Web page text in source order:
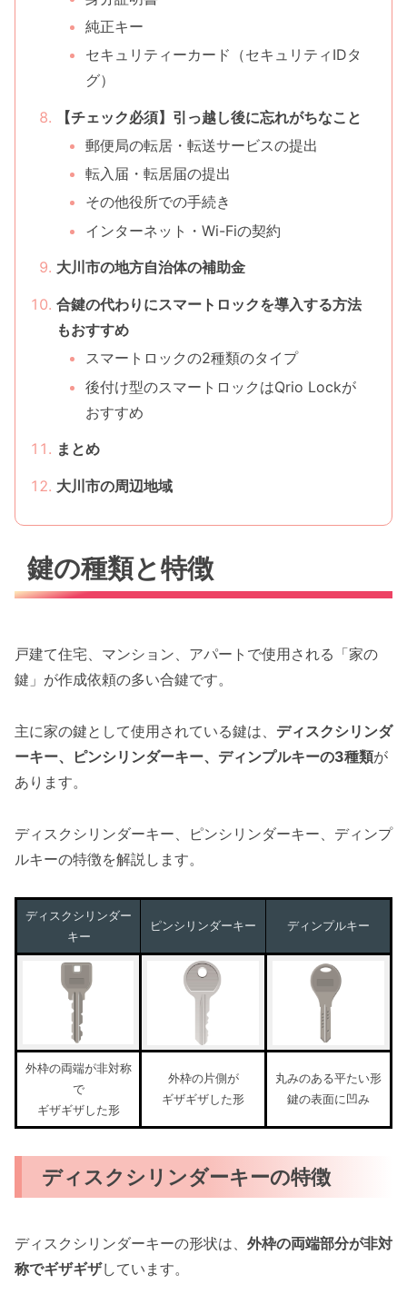
純正キー
セキュリティーカード（セキュリティIDタ
グ）
【チェック必須】引っ越し後に忘れがちなこと
郵便局の転居・転送サービスの提出
転入届・転居届の提出
その他役所での手続き
インターネット・Wi-Fiの契約
大川市の地方自治体の補助金
合鍵の代わりにスマートロックを導入する方法
もおすすめ
スマートロックの2種類のタイプ
後付け型のスマートロックはQrio Lockが
おすすめ
まとめ
大川市の周辺地域
鍵の種類と特徴
戸建て住宅、マンション、アパートで使用される「家の
鍵」が作成依頼の多い合鍵です。
主に家の鍵として使用されている鍵は、 ディスクシリンダ
ーキー、ピンシリンダーキー、ディンプルキーの3種類が
あります。
ディスクシリンダーキー、ピンシリンダーキー、ディンプ
ルキーの特徴を解説します。
ディスクシリンダー
キー
ピンシリンダーキー ディンプルキー
外枠の両端が非対称
で
ギザギザした形
外枠の片側が
ギザギザした形
丸みのある平たい形
鍵の表面に凹み
ディスクシリンダーキーの特徴
ディスクシリンダーキーの形状は、 外枠の両端部分が非対
称でギザギザしています。